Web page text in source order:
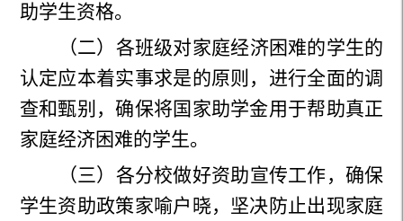
助学生资格。
（二）各班级对家庭经济困难的学生的
认定应本着实事求是的原则，进行全面的调
查和甄别，确保将国家助学金用于帮助真正
家庭经济困难的学生。
（三）各分校做好资助宣传工作，确保
学生资助政策家喻户晓，坚决防止出现家庭